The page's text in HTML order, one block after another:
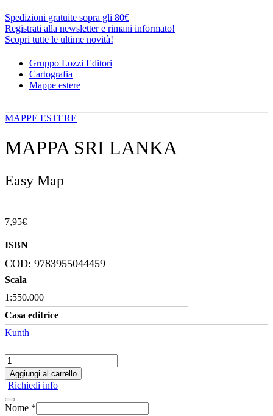
Spedizioni gratuite sopra gli 80€
Registrati alla newsletter e rimani informato!
Scopri tutte le ultime novità!
Gruppo Lozzi Editori
Cartografia
Mappe estere
MAPPE ESTERE
MAPPA SRI LANKA
Easy Map
7,95€
ISBN
COD: 9783955044459
Scala
1:550.000
Casa editrice
Kunth
Mappa
Sri
Lanka
quantità
Aggiungi al carrello
Richiedi info
Nome *